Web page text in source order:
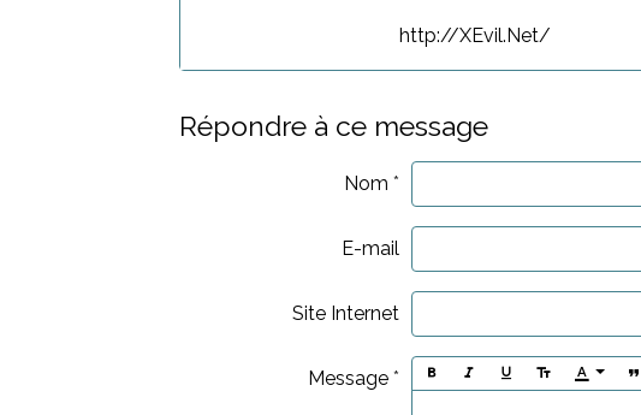
http://XEvil.Net/
Répondre à ce message
Nom
E-mail
Site Internet
Message